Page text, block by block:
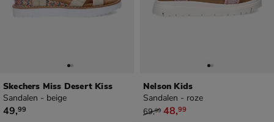
Skechers Miss Desert Kiss
Sandalen - beige
€ 49,99
49,99
Nelson Kids
Sandalen - roze
van € 69,99 voor € 48,99
69,99 48,99